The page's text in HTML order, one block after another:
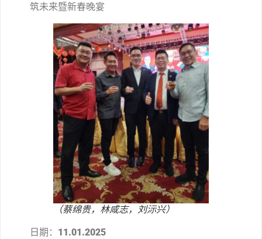
筑未来暨新春晚宴
（蔡绵贵，林咸志，刘沶兴）
日期： 11.01.2025